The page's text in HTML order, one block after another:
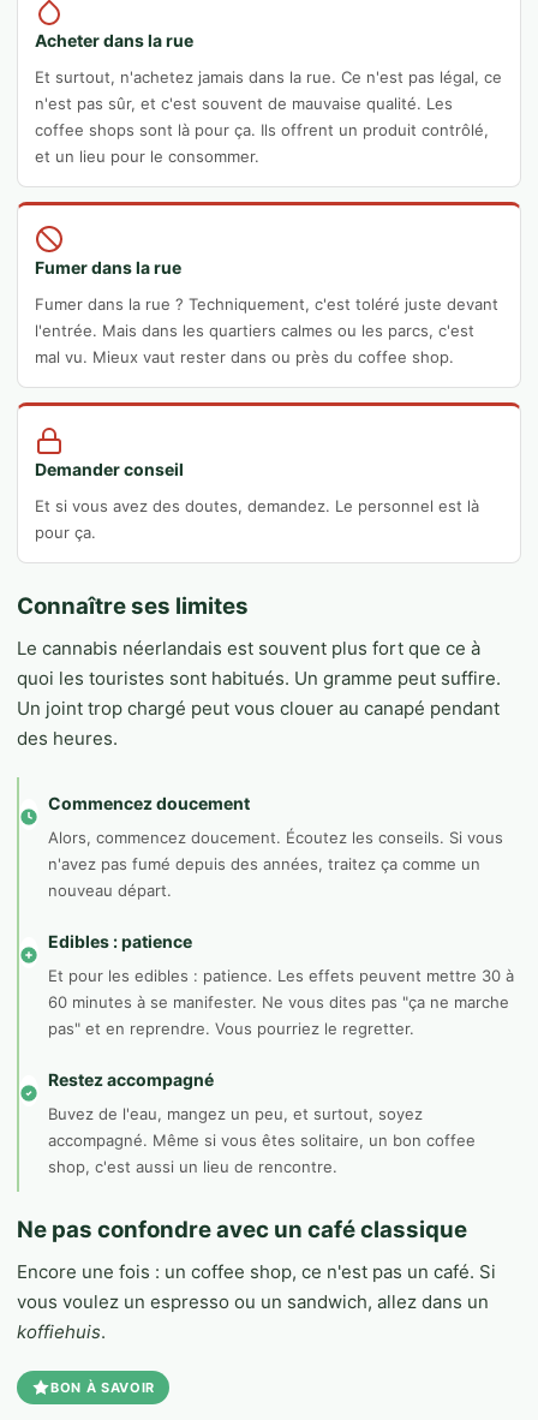
Acheter dans la rue
Et surtout, n'achetez jamais dans la rue. Ce n'est pas légal, ce
n'est pas sûr, et c'est souvent de mauvaise qualité. Les
coffee shops sont là pour ça. Ils offrent un produit contrôlé,
et un lieu pour le consommer.
Fumer dans la rue
Fumer dans la rue ? Techniquement, c'est toléré juste devant
l'entrée. Mais dans les quartiers calmes ou les parcs, c'est
mal vu. Mieux vaut rester dans ou près du coffee shop.
Demander conseil
Et si vous avez des doutes, demandez. Le personnel est là
pour ça.
Connaître ses limites
Le cannabis néerlandais est souvent plus fort que ce à
quoi les touristes sont habitués. Un gramme peut suffire.
Un joint trop chargé peut vous clouer au canapé pendant
des heures.
Commencez doucement
Alors, commencez doucement. Écoutez les conseils. Si vous
n'avez pas fumé depuis des années, traitez ça comme un
nouveau départ.
Edibles : patience
Et pour les edibles : patience. Les effets peuvent mettre 30 à
60 minutes à se manifester. Ne vous dites pas "ça ne marche
pas" et en reprendre. Vous pourriez le regretter.
Restez accompagné
Buvez de l'eau, mangez un peu, et surtout, soyez
accompagné. Même si vous êtes solitaire, un bon coffee
shop, c'est aussi un lieu de rencontre.
Ne pas confondre avec un café classique
Encore une fois : un coffee shop, ce n'est pas un café. Si
vous voulez un espresso ou un sandwich, allez dans un
koffiehuis.
BON À SAVOIR